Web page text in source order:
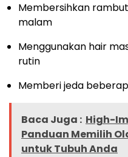
Membersihkan
malam
Menggunakan hair
rutin
Memberi jeda
Baca Juga : High-
Panduan Memilih
untuk Tubuh Anda